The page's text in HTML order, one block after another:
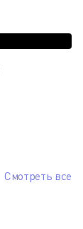
Смотреть все